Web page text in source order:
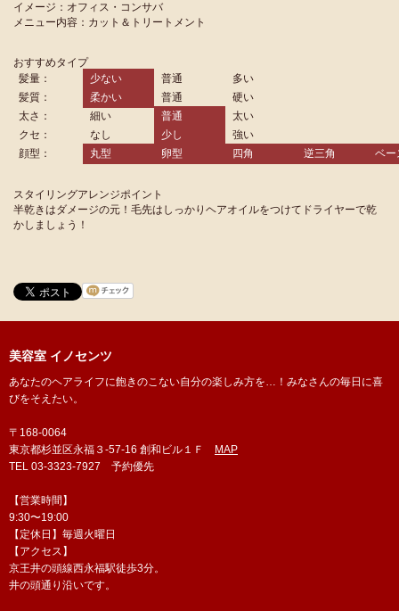
イメージ：オフィス・コンサバ
メニュー内容：カット＆トリートメント
おすすめタイプ
髪量：
少ない 普通
多い
髪質：
柔かい 普通
硬い
太さ：
細い 普通
太い
クセ：
なし 少し
強い
顔型：
丸型 卵型 四角 逆三角 ベー
スタイリングアレンジポイント
半乾きはダメージの元！毛先はしっかりヘアオイルをつけてドライヤーで乾
かしましょう！
美容室 イノセンツ
あなたのヘアライフに飽きのこない自分の楽しみ方を…！みなさんの毎日に喜
びをそえたい。
〒168-0064
東京都杉並区永福３-57-16 創和ビル１Ｆ
MAP
TEL 03-3323-7927 予約優先
【営業時間】
9:30〜19:00
【定休日】毎週火曜日
【アクセス】
京王井の頭線西永福駅徒歩3分。
井の頭通り沿いです。